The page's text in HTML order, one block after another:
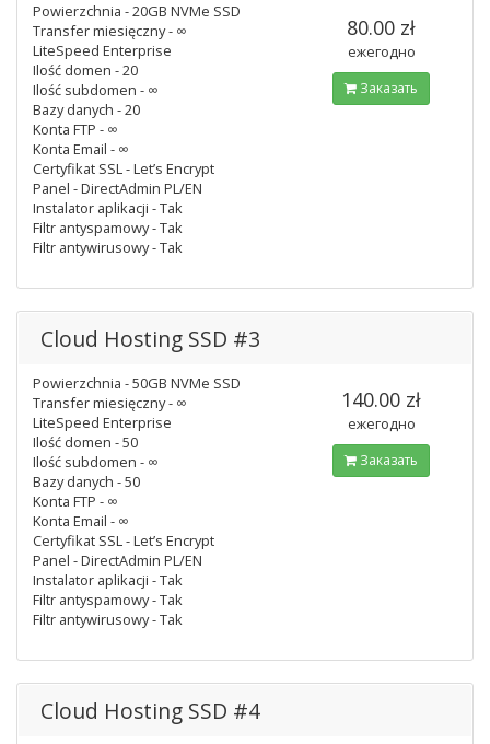
Powierzchnia - 20GB NVMe SSD
Transfer miesięczny - ∞
LiteSpeed Enterprise
Ilość domen - 20
Ilość subdomen - ∞
Bazy danych - 20
Konta FTP - ∞
Konta Email - ∞
Certyfikat SSL - Let’s Encrypt
Panel - DirectAdmin PL/EN
Instalator aplikacji - Tak
Filtr antyspamowy - Tak
Filtr antywirusowy - Tak
80.00 zł
ежегодно
Заказать
Cloud Hosting SSD #3
Powierzchnia - 50GB NVMe SSD
Transfer miesięczny - ∞
LiteSpeed Enterprise
Ilość domen - 50
Ilość subdomen - ∞
Bazy danych - 50
Konta FTP - ∞
Konta Email - ∞
Certyfikat SSL - Let’s Encrypt
Panel - DirectAdmin PL/EN
Instalator aplikacji - Tak
Filtr antyspamowy - Tak
Filtr antywirusowy - Tak
140.00 zł
ежегодно
Заказать
Cloud Hosting SSD #4